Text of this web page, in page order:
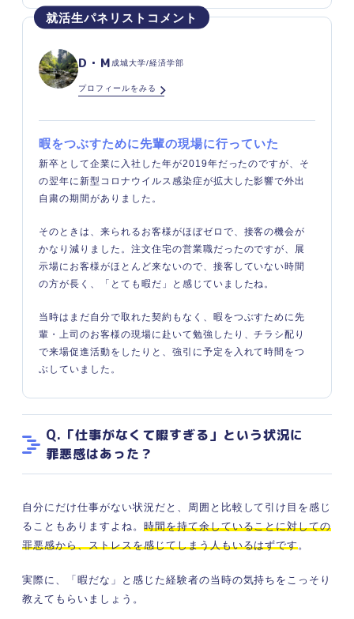
D・M 成城大学/経済学部
プロフィールをみる
暇をつぶすために先輩の現場に行っていた
新卒として企業に入社した年が2019年だったのですが、そ
の翌年に新型コロナウイルス感染症が拡大した影響で外出
自粛の期間がありました。
そのときは、来られるお客様がほぼゼロで、接客の機会が
かなり減りました。注文住宅の営業職だったのですが、展
示場にお客様がほとんど来ないので、接客していない時間
の方が長く、「とても暇だ」と感じていましたね。
当時はまだ自分で取れた契約もなく、暇をつぶすために先
輩・上司のお客様の現場に赴いて勉強したり、チラシ配り
で来場促進活動をしたりと、強引に予定を入れて時間をつ
ぶしていました。
Q.「仕事がなくて暇すぎる」という状況に
罪悪感はあった？
自分にだけ仕事がない状況だと、周囲と比較して引け目を感じ
ることもありますよね。 時間を持て余していることに対しての
罪悪感から、ストレスを感じてしまう人もいるはずです。
実際に、「暇だな」と感じた経験者の当時の気持ちをこっそり
教えてもらいましょう。